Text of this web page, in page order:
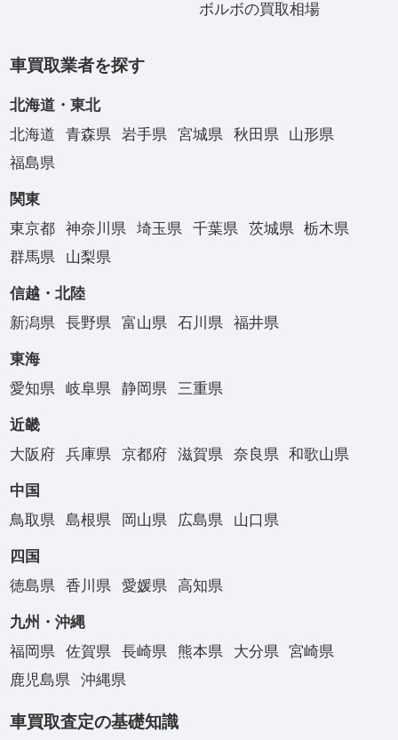
ボルボの買取相場
車買取業者を探す
北海道・東北
北海道
青森県 岩手県 宮城県 秋田県
山形県
福島県
関東
東京都
神奈川県 埼玉県 千葉県 茨城県
栃木県
群馬県
山梨県
信越・北陸
新潟県
長野県 富山県 石川県 福井県
東海
愛知県
岐阜県 静岡県 三重県
近畿
大阪府
兵庫県 京都府 滋賀県 奈良県 和歌山県
中国
鳥取県
島根県 岡山県 広島県 山口県
四国
徳島県
香川県 愛媛県 高知県
九州・沖縄
福岡県
佐賀県 長崎県 熊本県 大分県
宮崎県
鹿児島県
沖縄県
車買取査定の基礎知識